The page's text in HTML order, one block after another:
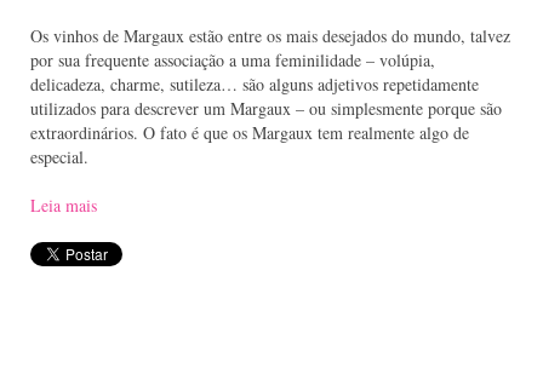
Os vinhos de Margaux estão entre os mais desejados do mundo, talvez
por sua frequente associação a uma feminilidade – volúpia,
delicadeza, charme, sutileza… são alguns adjetivos repetidamente
utilizados para descrever um Margaux – ou simplesmente porque são
extraordinários. O fato é que os Margaux tem realmente algo de
especial.
Leia mais